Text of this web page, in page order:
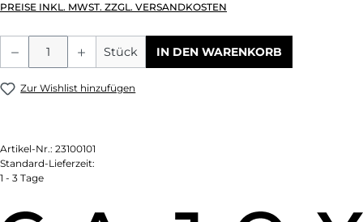
PREISE INKL. MWST. ZZGL. VERSANDKOSTEN
Produkt Anzahl: Gib den gewünschten
Stück IN DEN WARENKORB
Zur Wishlist hinzufügen
Artikel-Nr.: 23100101
Standard-Lieferzeit:
1 - 3 Tage